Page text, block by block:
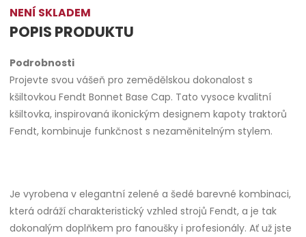
NENÍ SKLADEM
POPIS PRODUKTU
Podrobnosti
Projevte svou vášeň pro zemědělskou dokonalost s
kšiltovkou Fendt Bonnet Base Cap. Tato vysoce kvalitní
kšiltovka, inspirovaná ikonickým designem kapoty traktorů
Fendt, kombinuje funkčnost s nezaměnitelným stylem.
Je vyrobena v elegantní zelené a šedé barevné kombinaci,
která odráží charakteristický vzhled strojů Fendt, a je tak
dokonalým doplňkem pro fanoušky i profesionály. Ať už jste